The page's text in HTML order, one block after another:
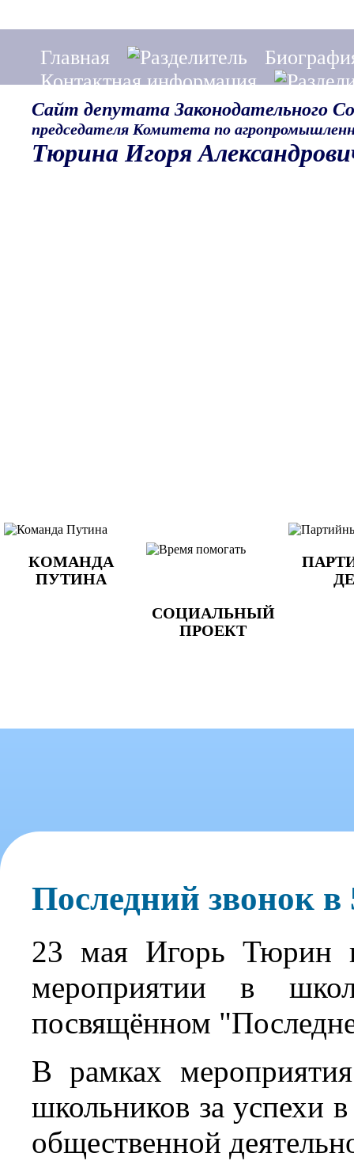
Главная
Контактная информация
Сайт депутата Законодательного
председателя Комитета по
Тюрина Игоря
КОМАНДА
ПУТИНА
СОЦИАЛЬНЫЙ
ПРОЕКТ
Последний звонок в
23 мая Игорь Тюрин
мероприятии в
посвящённом
В рамках
школьников за успехи
общественной